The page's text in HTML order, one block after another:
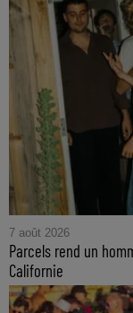
7 août 2026
Parcels rend un
Californie